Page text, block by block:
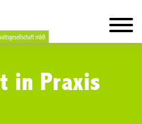
in Praxis